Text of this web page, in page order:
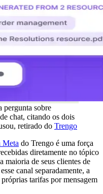
pergunta sobre
chat, citando os dois
retirado do Trengo
Meta do Trengo é uma força
diretamente no tópico
de seus clientes de
canal separadamente, a
próprias tarifas por mensagem